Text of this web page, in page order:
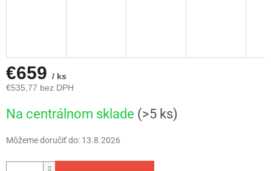
€659 / ks
€535,77 bez DPH
cena:
Na centrálnom sklade (>5 ks)
Môžeme doručiť do: 13.8.2026